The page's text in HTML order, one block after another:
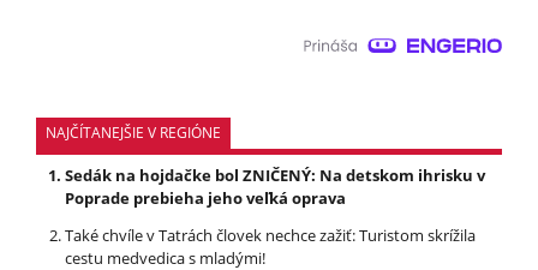
NAJČÍTANEJŠIE V REGIÓNE
Sedák na hojdačke bol ZNIČENÝ: Na detskom ihrisku v
Poprade prebieha jeho veľká oprava
Také chvíle v Tatrách človek nechce zažiť: Turistom skrížila
cestu medvedica s mladými!